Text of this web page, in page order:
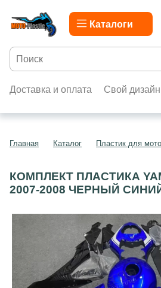
Каталоги
Доставка и оплата Свой дизайн
Главная Каталог Пластик для
КОМПЛЕКТ ПЛАСТИКА
2007-2008 ЧЕРНЫЙ